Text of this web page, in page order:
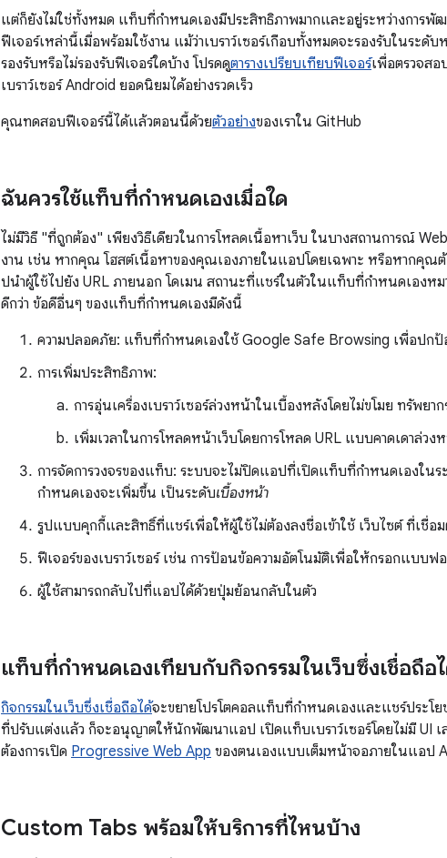
แต่ก็ยังไม่ใช่ทั้งหมด แท็บที่กำหนดเองมีประสิทธิภาพมากและอยู่ระหว่างการพัฒ
ฟีเจอร์เหล่านี้เมื่อพร้อมใช้งาน แม้ว่าเบราว์เซอร์เกือบทั้งหมดจะรองรับในระดั
รองรับหรือไม่รองรับฟีเจอร์ใดบ้าง โปรดดูตารางเปรียบเทียบฟีเจอร์เพื่อตรวจสอ
เบราว์เซอร์ Android ยอดนิยมได้อย่างรวดเร็ว
คุณทดสอบฟีเจอร์นี้ได้แล้วตอนนี้ด้วยตัวอย่างของเราใน GitHub
ฉันควรใช้แท็บที่กำหนดเองเมื่อใด
ไม่มีวิธี "ที่ถูกต้อง" เพียงวิธีเดียวในการโหลดเนื้อหาเว็บ ในบางสถานการณ์
งาน เช่น หากคุณ โฮสต์เนื้อหาของคุณเองภายในแอปโดยเฉพาะ หรือหากคุณ
ปนำผู้ใช้ไปยัง URL ภายนอก โดเมน สถานะที่แชร์ในตัวในแท็บที่กำหนดเองห
ดีกว่า ข้อดีอื่นๆ ของแท็บที่กำหนดเองมีดังนี้
ความปลอดภัย: แท็บที่กำหนดเองใช้ Google Safe Browsing เพื่อปก
การเพิ่มประสิทธิภาพ:
การอุ่นเครื่องเบราว์เซอร์ล่วงหน้าในเบื้องหลังโดยไม่ขโมย ทรัพย
เพิ่มเวลาในการโหลดหน้าเว็บโดยการโหลด URL แบบคาดเดาล่วง
การจัดการวงจรของแท็บ: ระบบจะไม่ปิดแอปที่เปิดแท็บที่กำหนดเองใน
กำหนดเองจะเพิ่มขึ้น เป็นระดับเบื้องหน้า
รูปแบบคุกกี้และสิทธิ์ที่แชร์เพื่อให้ผู้ใช้ไม่ต้องลงชื่อเข้าใช้ เว็บไซต์ ที่เชื่
ฟีเจอร์ของเบราว์เซอร์ เช่น การป้อนข้อความอัตโนมัติเพื่อให้กรอกแบบ
ผู้ใช้สามารถกลับไปที่แอปได้ด้วยปุ่มย้อนกลับในตัว
แท็บที่กำหนดเองเทียบกับกิจกรรมในเว็บซึ่งเชื่อถือ
กิจกรรมในเว็บซึ่งเชื่อถือได้จะขยายโปรโตคอลแท็บที่กำหนดเองและแชร์ประ
ที่ปรับแต่งแล้ว ก็จะอนุญาตให้นักพัฒนาแอป เปิดแท็บเบราว์เซอร์โดยไม่มี UI
ต้องการเปิด Progressive Web App ของตนเองแบบเต็มหน้าจอภายในแอป
Custom Tabs พร้อมให้บริการที่ไหนบ้าง